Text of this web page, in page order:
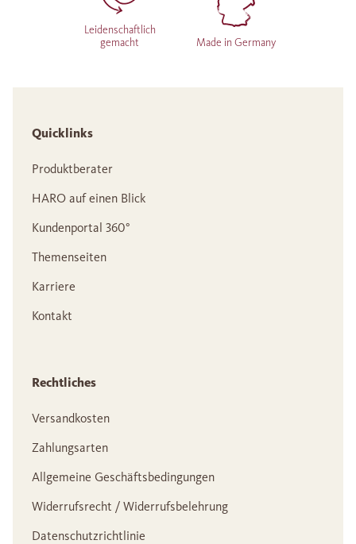
Leidenschaftlich
gemacht
Made in Germany
Quicklinks
Produktberater
HARO auf einen Blick
Kundenportal 360°
Themenseiten
Karriere
Kontakt
Rechtliches
Versandkosten
Zahlungsarten
Allgemeine Geschäftsbedingungen
Widerrufsrecht / Widerrufsbelehrung
Datenschutzrichtlinie